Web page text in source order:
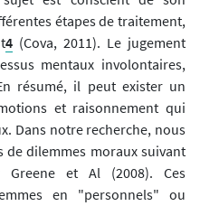
étapes de traitement,
4(Cova, 2011). Le jugement
mentaux involontaires,
résumé, il peut exister un
et raisonnement qui
Dans notre recherche, nous
dilemmes moraux suivant
Greene et Al (2008). Ces
en "personnels" ou